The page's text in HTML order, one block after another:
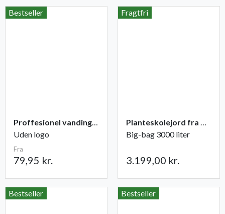
Bestseller
Proffesionel vandingspose 100 liter
Uden logo
Fra
79,95 kr.
Fragtfri
Planteskolejord fra Champost
Big-bag 3000 liter
3.199,00 kr.
Bestseller Bestseller